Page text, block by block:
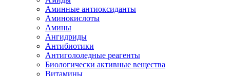
Аминные антиоксиданты
Аминокислоты
Амины
Ангидриды
Антибиотики
Антигололедные реагенты
Биологически активные вещества
Витамины